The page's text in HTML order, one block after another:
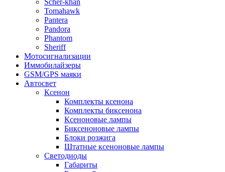
Scher-khan
Tomahawk
Pantera
Pandora
Phantom
Sheriff
Мотосигнализации
Иммобилайзеры
GSM/GPS маяки
Автосвет
Ксенон
Комплекты ксенона
Комплекты биксенона
Ксеноновые лампы
Биксеноновые лампы
Блоки розжига
Штатные ксеноновые лампы
Светодиоды
Габариты